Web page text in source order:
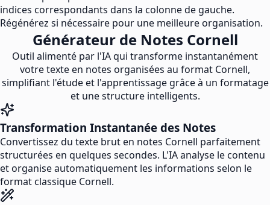
indices correspondants dans la colonne de gauche.
Régénérez si nécessaire pour une meilleure organisation.
Générateur de Notes Cornell
Outil alimenté par l'IA qui transforme instantanément
votre texte en notes organisées au format Cornell,
simplifiant l'étude et l'apprentissage grâce à un formatage
et une structure intelligents.
Transformation Instantanée des Notes
Convertissez du texte brut en notes Cornell parfaitement
structurées en quelques secondes. L'IA analyse le contenu
et organise automatiquement les informations selon le
format classique Cornell.